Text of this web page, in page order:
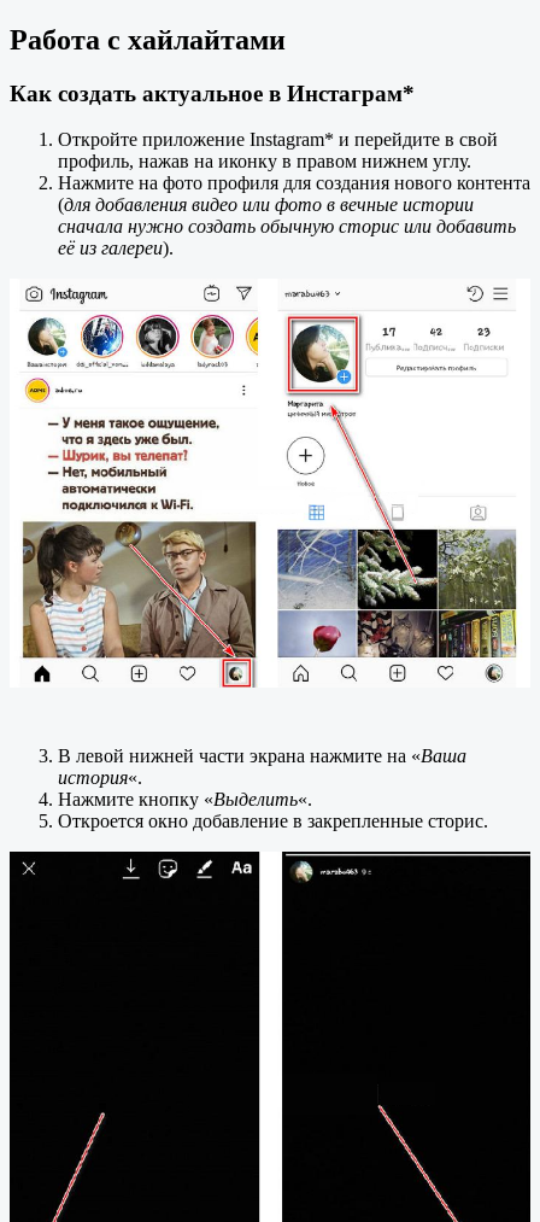
Работа с хайлайтами
Как создать актуальное в Инстаграм*
Откройте приложение Instagram* и перейдите в свой
профиль, нажав на иконку в правом нижнем углу.
Нажмите на фото профиля для создания нового контента
(для добавления видео или фото в вечные истории
сначала нужно создать обычную сторис или добавить
её из галереи).
В левой нижней части экрана нажмите на «Ваша
история«.
Нажмите кнопку «Выделить«.
Откроется окно добавление в закрепленные сторис.